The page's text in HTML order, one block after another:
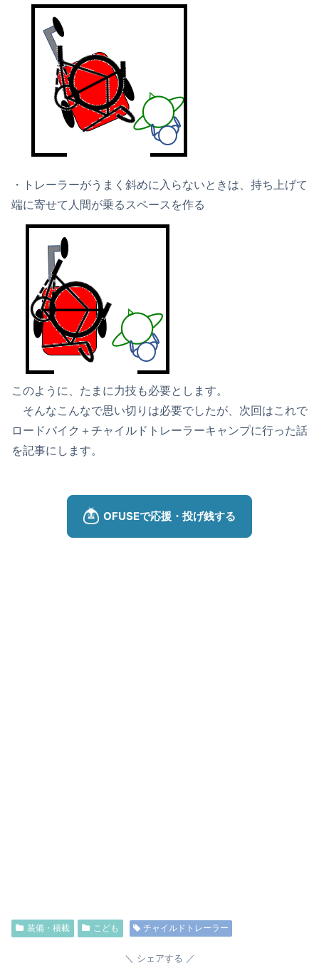
・トレーラーがうまく斜めに入らないときは、持ち上げて
端に寄せて人間が乗るスペースを作る
このように、たまに力技も必要とします。
そんなこんなで思い切りは必要でしたが、次回はこれで
ロードバイク＋チャイルドトレーラーキャンプに行った話
を記事にします。
装備・積載 こども チャイルドトレーラー
シェアする